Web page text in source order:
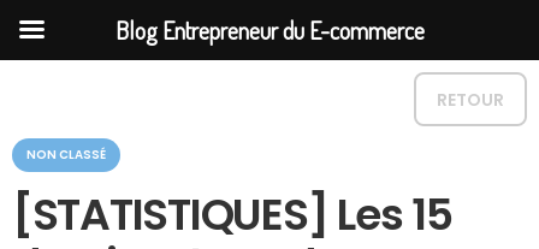
RETOUR
C
a
g
NON CLASSÉ
[STATISTIQUES] Les 15
Blog Entrepreneur du E-commerce